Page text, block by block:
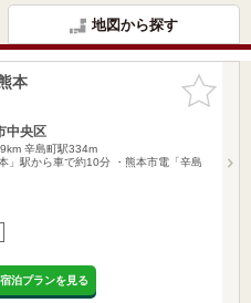
地図から探す
お気に入
りに追加
本
中央区
辛島町駅334m
」駅から車で約10分 ・熊本市電「辛島
泊プランを見る